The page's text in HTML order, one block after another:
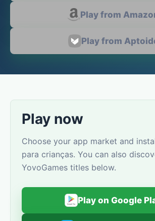
Play from
Play from
Play now
Choose your app market and
para crianças. You can also
YovoGames titles below.
Play on Google